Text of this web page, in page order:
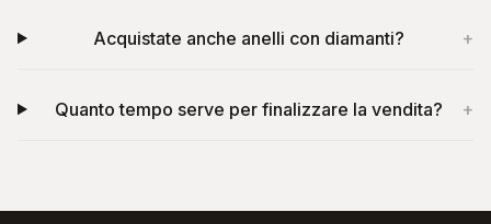
Acquistate anche anelli con diamanti? +
Quanto tempo serve per finalizzare la vendita? +